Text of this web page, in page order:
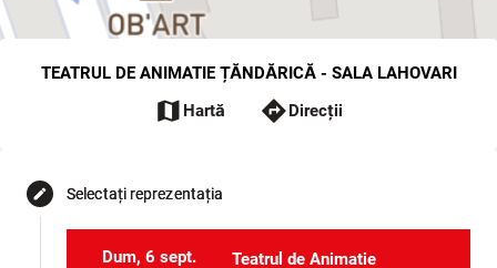
TEATRUL DE ANIMATIE ȚĂNDĂRICĂ - SALA LAHOVARI
map Hartă directionsDirecții
edit Selectați reprezentația
Dum, 6 sept.
Teatrul de Animatie